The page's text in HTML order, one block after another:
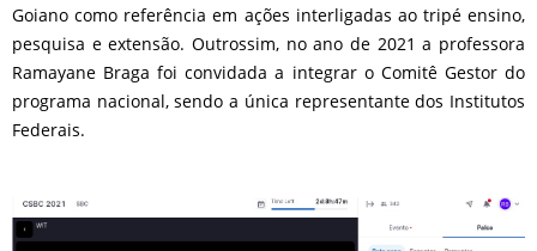
Goiano como referência em ações interligadas ao tripé ensino,
pesquisa e extensão. Outrossim, no ano de 2021 a professora
Ramayane Braga foi convidada a integrar o Comitê Gestor do
programa nacional, sendo a única representante dos Institutos
Federais.